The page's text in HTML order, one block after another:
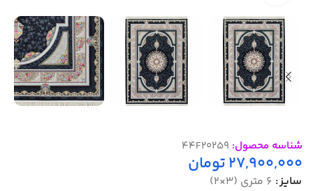
شناسه محصول: 44F20259
27,900,000تومان
سایز 6 متری (3×2)